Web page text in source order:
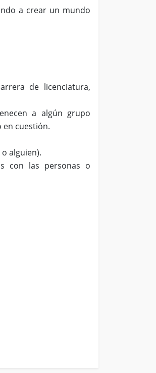
a crear un mundo
de licenciatura,
a algún grupo
cuestión.
alguien).
con las personas o